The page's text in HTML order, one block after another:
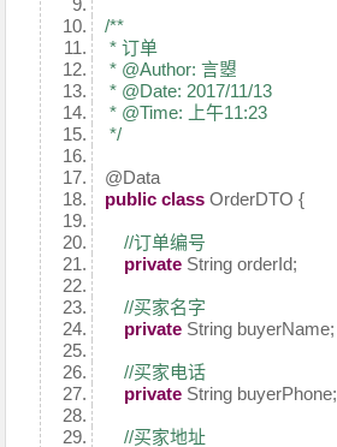
/**
* 订单
* @Author: 言曌
* @Date: 2017/11/13
* @Time: 上午11:23
*/
@Data
public class OrderDTO {
//订单编号
private String orderId;
//买家名字
private String buyerName;
//买家电话
private String buyerPhone;
//买家地址